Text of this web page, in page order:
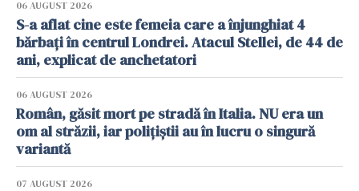
06 AUGUST 2026
S-a aflat cine este femeia care a înjunghiat 4
bărbați în centrul Londrei. Atacul Stellei, de 44 de
ani, explicat de anchetatori
06 AUGUST 2026
Român, găsit mort pe stradă în Italia. NU era un
om al străzii, iar polițiștii au în lucru o singură
variantă
07 AUGUST 2026